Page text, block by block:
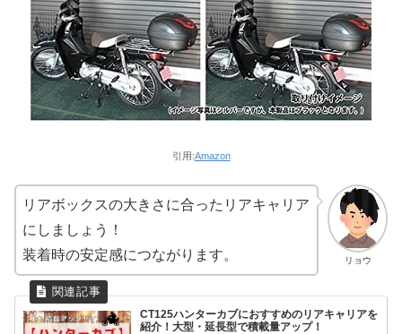
引用:Amazon
リョウ
リアボックスの大きさに合ったリアキャリア
にしましょう！
装着時の安定感につながります。
CT125ハンターカブにおすすめのリアキャリアを
紹介！大型・延長型で積載量アップ！